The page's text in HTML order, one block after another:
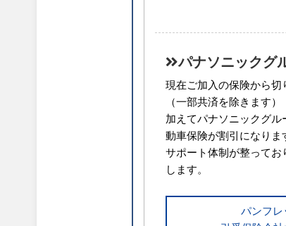
パナソニックグ
現在ご加入の保険から切
（一部共済を除きます）
加えてパナソニックグ
動車保険が割引になりま
サポート体制が整って
します。
パンフレ